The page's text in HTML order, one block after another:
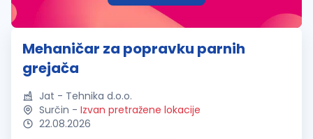
Mehaničar za popravku parnih
grejača
Jat - Tehnika d.o.o.
Surčin - Izvan pretražene lokacije
22.08.2026